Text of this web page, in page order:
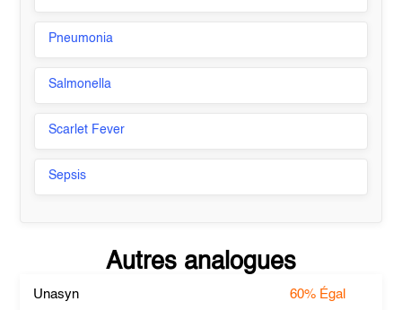
Pneumonia
Salmonella
Scarlet Fever
Sepsis
Autres analogues
Unasyn 60% Égal